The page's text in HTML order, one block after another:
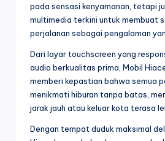
pada sensasi kenyamanan, tetapi
multimedia terkini untuk membuat
perjalanan sebagai pengalaman
Dari layar touchscreen yang
audio berkualitas prima, Mobil
memberi kepastian bahwa semua
menikmati hiburan tanpa batas,
jarak jauh atau keluar kota terasa
Dengan tempat duduk maksimal